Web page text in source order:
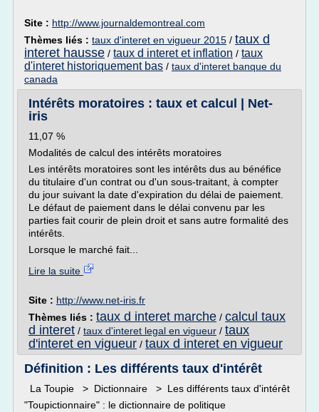
Site : http://www.journaldemontreal.com
Thèmes liés : taux d'interet en vigueur 2015 / taux d
interet hausse / taux d interet et inflation / taux
d'interet historiquement bas / taux d'interet banque du
canada
Intérêts moratoires : taux et calcul | Net-
iris
11,07 %
Modalités de calcul des intérêts moratoires
Les intérêts moratoires sont les intérêts dus au bénéfice
du titulaire d'un contrat ou d'un sous-traitant, à compter
du jour suivant la date d'expiration du délai de paiement.
Le défaut de paiement dans le délai convenu par les
parties fait courir de plein droit et sans autre formalité des
intérêts.
Lorsque le marché fait...
Lire la suite
Site : http://www.net-iris.fr
Thèmes liés : taux d interet marche / calcul taux
d interet / taux d'interet legal en vigueur / taux
d'interet en vigueur / taux d interet en vigueur
Définition : Les différents taux d'intérêt
La Toupie > Dictionnaire > Les différents taux d'intérêt
"Toupictionnaire" : le dictionnaire de politique